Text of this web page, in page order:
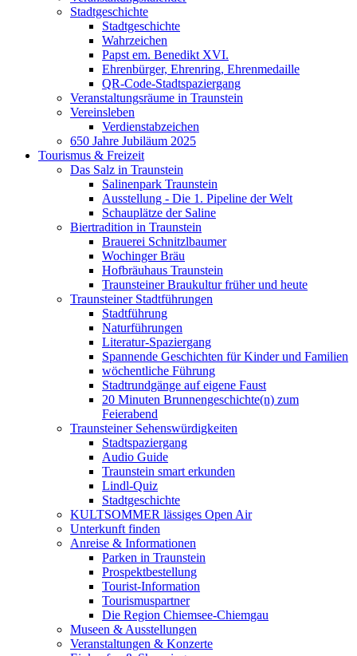
Stadtgeschichte
Stadtgeschichte
Wahrzeichen
Papst em. Benedikt XVI.
Ehrenbürger, Ehrenring, Ehrenmedaille
QR-Code-Stadtspaziergang
Veranstaltungsräume in Traunstein
Vereinsleben
Verdienstabzeichen
650 Jahre Jubiläum 2025
Tourismus & Freizeit
Das Salz in Traunstein
Salinenpark Traunstein
Ausstellung - Die 1. Pipeline der Welt
Schauplätze der Saline
Biertradition in Traunstein
Brauerei Schnitzlbaumer
Wochinger Bräu
Hofbräuhaus Traunstein
Traunsteiner Braukultur früher und heute
Traunsteiner Stadtführungen
Stadtführung
Naturführungen
Literatur-Spaziergang
Spannende Geschichten für Kinder und Familien
wöchentliche Führung
Stadtrundgänge auf eigene Faust
20 Minuten Brunnengeschichte(n) zum
Feierabend
Traunsteiner Sehenswürdigkeiten
Stadtspaziergang
Audio Guide
Traunstein smart erkunden
Lindl-Quiz
Stadtgeschichte
KULTSOMMER lässiges Open Air
Unterkunft finden
Anreise & Informationen
Parken in Traunstein
Prospektbestellung
Tourist-Information
Tourismuspartner
Die Region Chiemsee-Chiemgau
Museen & Ausstellungen
Veranstaltungen & Konzerte